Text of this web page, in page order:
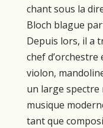
chant sous la
Bloch blague
Depuis lors, il a
chef
violon,
un large spectre
musique
tant que